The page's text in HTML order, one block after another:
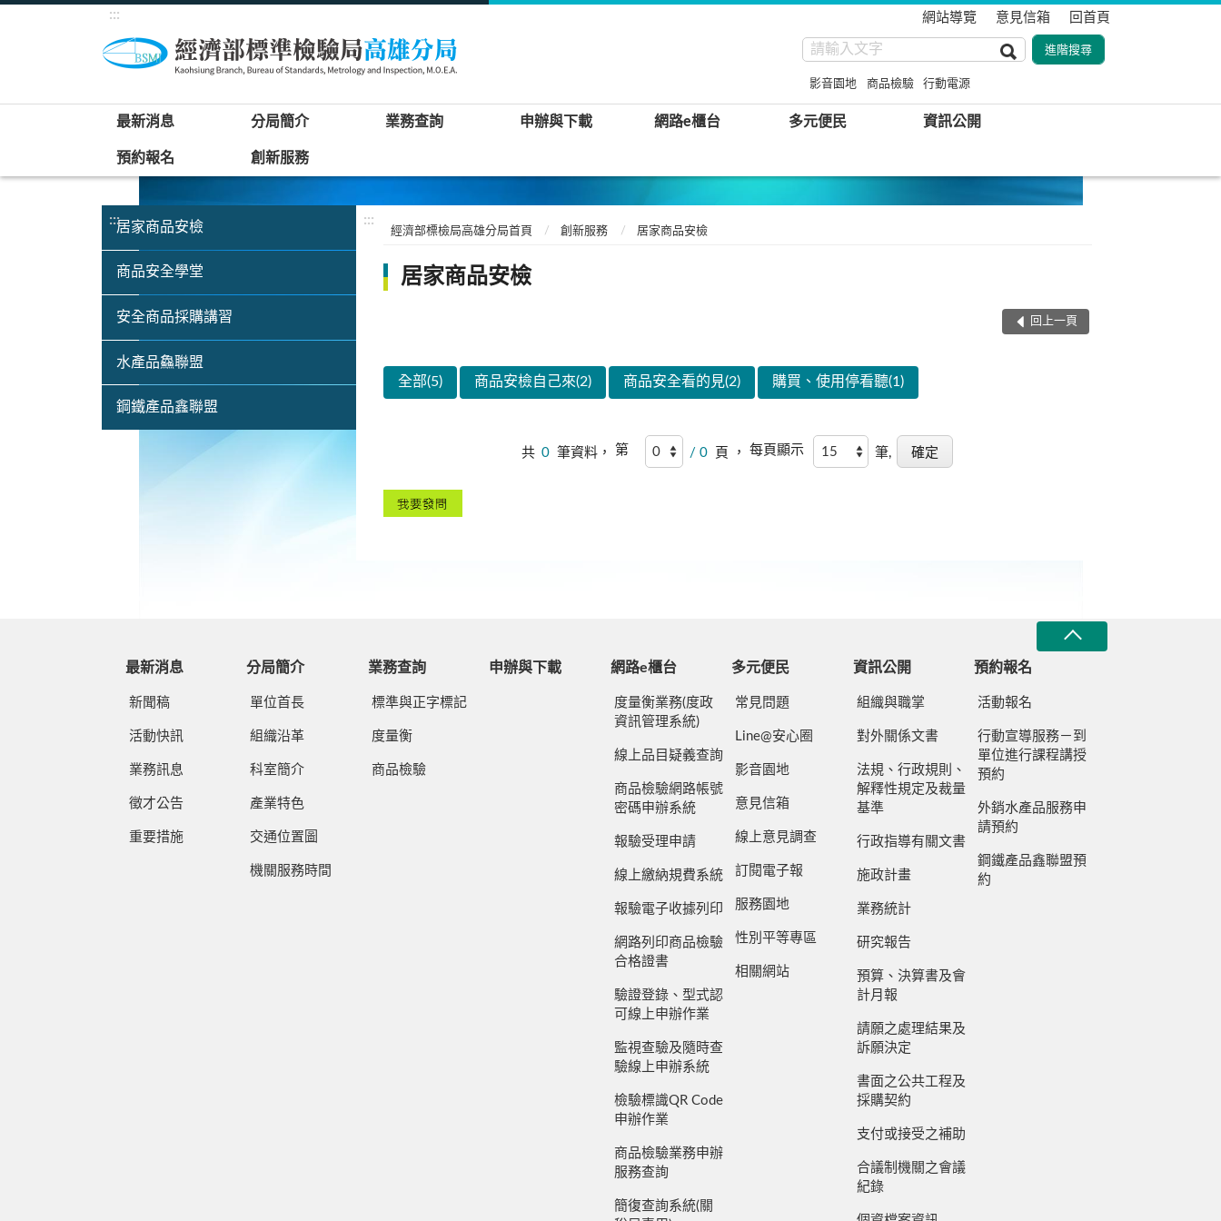
網站導覽 意見信箱 回首頁
:::
影音園地 商品檢驗 行動電源
最新消息 分局簡介 業務查詢 申辦與下載 網路e櫃台 多元便民 資訊公開
預約報名 創新服務
:::居家商品安檢
商品安全學堂
安全商品採購講習
水產品鱻聯盟
鋼鐵產品鑫聯盟
:::
經濟部標檢局高雄分局首頁 創新服務 居家商品安檢
居家商品安檢
回上一頁
全部(5) 商品安檢自己來(2) 商品安全看的見(2) 購買、使用停看聽(1)
共 0 筆資料， 第 / 0 頁 ， 每頁顯示 筆,
最新消息
新聞稿
活動快訊
業務訊息
徵才公告
重要措施
分局簡介
單位首長
組織沿革
科室簡介
產業特色
交通位置圖
機關服務時間
業務查詢
標準與正字標記
度量衡
商品檢驗
申辦與下載 網路e櫃台
度量衡業務(度政
資訊管理系統)
線上品目疑義查詢
商品檢驗網路帳號
密碼申辦系統
報驗受理申請
線上繳納規費系統
報驗電子收據列印
網路列印商品檢驗
合格證書
驗證登錄、型式認
可線上申辦作業
監視查驗及隨時查
驗線上申辦系統
檢驗標識QR Code
申辦作業
商品檢驗業務申辦
服務查詢
簡復查詢系統(關
多元便民
常見問題
Line@安心圈
影音園地
意見信箱
線上意見調查
訂閱電子報
服務園地
性別平等專區
相關網站
資訊公開
組織與職掌
對外關係文書
法規、行政規則、
解釋性規定及裁量
基準
行政指導有關文書
施政計畫
業務統計
研究報告
預算、決算書及會
計月報
請願之處理結果及
訴願決定
書面之公共工程及
採購契約
支付或接受之補助
合議制機關之會議
紀錄
預約報名
活動報名
行動宣導服務－到
單位進行課程講授
預約
外銷水產品服務申
請預約
鋼鐵產品鑫聯盟預
約